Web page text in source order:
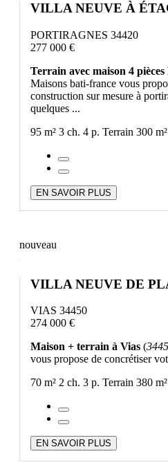
VILLA NEUVE À
PORTIRAGNES 34420
277 000 €
Terrain avec maison 4
Maisons bati-france vous
construction sur mesure à
quelques ...
95 m² 3 ch. 4 p. Terrain 300 m²
EN SAVOIR PLUS
nouveau
VILLA NEUVE DE
VIAS 34450
274 000 €
Maison + terrain à Vias (
vous propose de concrétiser
70 m² 2 ch. 3 p. Terrain 380 m²
EN SAVOIR PLUS